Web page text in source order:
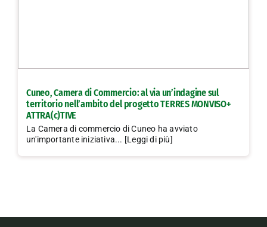
Lavora con noi
Contatti
Cuneo, Camera di Commercio: al via un’indagine sul
territorio nell’ambito del progetto TERRES MONVISO+
ATTRA(c)TIVE
La Camera di commercio di Cuneo ha avviato
un'importante iniziativa... [Leggi di più]